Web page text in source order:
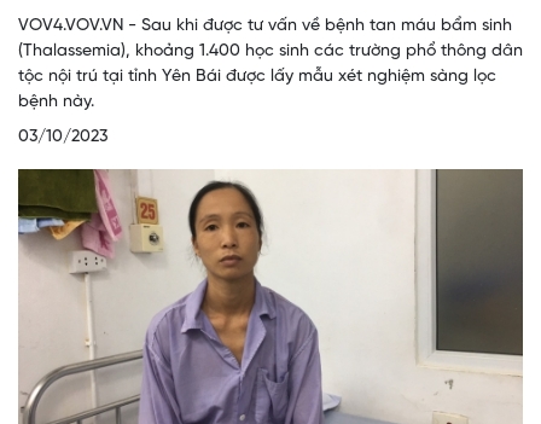
VOV4.VOV.VN - Sau khi được tư vấn về bệnh tan máu bẩm sinh
(Thalassemia), khoảng 1.400 học sinh các trường phổ thông dân
tộc nội trú tại tỉnh Yên Bái được lấy mẫu xét nghiệm sàng lọc
bệnh này.
03/10/2023